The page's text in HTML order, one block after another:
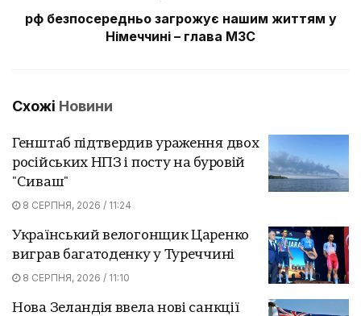
рф безпосередньо загрожує нашим життям у
Німеччині – глава МЗС
Схожі Новини
Генштаб підтвердив ураження двох
російських НПЗ і посту на буровій
"Сиваш"
8 СЕРПНЯ, 2026 / 11:24
Український велогонщик Царенко
виграв багатоденку у Туреччині
8 СЕРПНЯ, 2026 / 11:10
Нова Зеландія ввела нові санкції